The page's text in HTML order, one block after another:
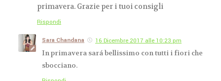
primavera. Grazie per i tuoi consigli
Rispondi
Sara Chandana 16 Dicembre 2017 alle 10:23 pm
In primavera sará bellissimo con tutti i fiori che
sbocciano.